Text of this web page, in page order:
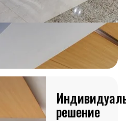
решение